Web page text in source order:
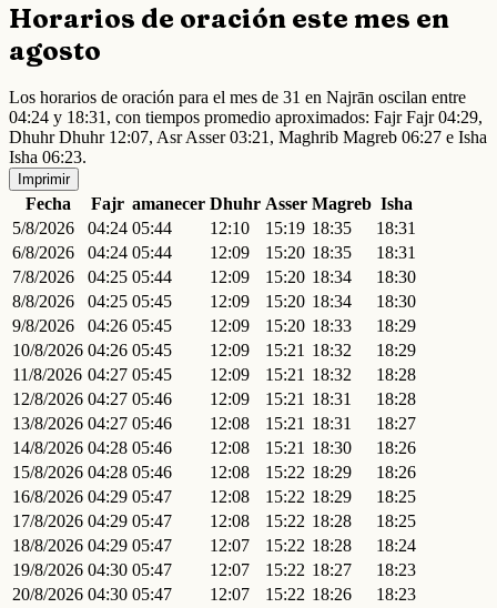
Horarios de oración este mes en
agosto
Los horarios de oración para el mes de 31 en Najrān oscilan entre
04:24 y 18:31, con tiempos promedio aproximados: Fajr Fajr 04:29,
Dhuhr Dhuhr 12:07, Asr Asser 03:21, Maghrib Magreb 06:27 e Isha
Isha 06:23.
Imprimir
Fecha Fajr amanecer Dhuhr Asser Magreb Isha
5/8/2026
04:24 05:44 12:10 15:19 18:35
18:31
6/8/2026
04:24 05:44 12:09 15:20 18:35
18:31
7/8/2026
04:25 05:44 12:09 15:20 18:34
18:30
8/8/2026
04:25 05:45 12:09 15:20 18:34
18:30
9/8/2026
04:26 05:45 12:09 15:20 18:33
18:29
10/8/2026 04:26 05:45 12:09 15:21 18:32
18:29
11/8/2026 04:27 05:45 12:09 15:21 18:32
18:28
12/8/2026 04:27 05:46 12:09 15:21 18:31
18:28
13/8/2026 04:27 05:46 12:08 15:21 18:31
18:27
14/8/2026 04:28 05:46 12:08 15:21 18:30
18:26
15/8/2026 04:28 05:46 12:08 15:22 18:29
18:26
16/8/2026 04:29 05:47 12:08 15:22 18:29
18:25
17/8/2026 04:29 05:47 12:08 15:22 18:28
18:25
18/8/2026 04:29 05:47 12:07 15:22 18:28
18:24
19/8/2026 04:30 05:47 12:07 15:22 18:27
18:23
20/8/2026 04:30 05:47 12:07 15:22 18:26
18:23